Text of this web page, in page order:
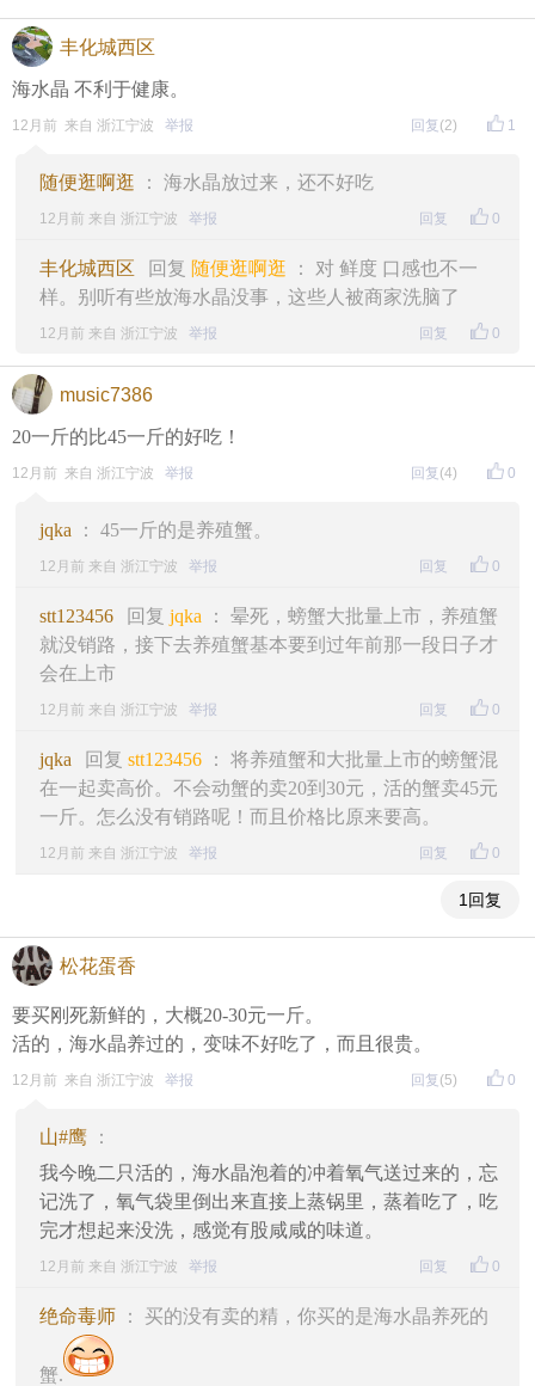
丰化城西区
海水晶 不利于健康。
1
12月前 来自 浙江宁波 举报 回复 (2)
随便逛啊逛 ： 海水晶放过来，还不好吃
0
12月前 来自 浙江宁波 举报 回复
丰化城西区 回复 随便逛啊逛 ： 对 鲜度 口感也不一
样。别听有些放海水晶没事，这些人被商家洗脑了
0
12月前 来自 浙江宁波 举报 回复
music7386
20一斤的比45一斤的好吃！
0
12月前 来自 浙江宁波 举报 回复 (4)
jqka ： 45一斤的是养殖蟹。
0
12月前 来自 浙江宁波 举报 回复
stt123456 回复 jqka ： 晕死，螃蟹大批量上市，养殖蟹
就没销路，接下去养殖蟹基本要到过年前那一段日子才
会在上市
0
12月前 来自 浙江宁波 举报 回复
jqka 回复 stt123456 ： 将养殖蟹和大批量上市的螃蟹混
在一起卖高价。不会动蟹的卖20到30元，活的蟹卖45元
一斤。怎么没有销路呢！而且价格比原来要高。
0
12月前 来自 浙江宁波 举报 回复
1回复
松花蛋香
要买刚死新鲜的，大概20-30元一斤。
活的，海水晶养过的，变味不好吃了，而且很贵。
0
12月前 来自 浙江宁波 举报 回复 (5)
山#鹰 ：
我今晚二只活的，海水晶泡着的冲着氧气送过来的，忘
记洗了，氧气袋里倒出来直接上蒸锅里，蒸着吃了，吃
完才想起来没洗，感觉有股咸咸的味道。
0
12月前 来自 浙江宁波 举报 回复
绝命毒师 ： 买的没有卖的精，你买的是海水晶养死的
蟹.